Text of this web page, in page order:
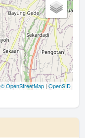
© OpenStreetMap | OpenSID